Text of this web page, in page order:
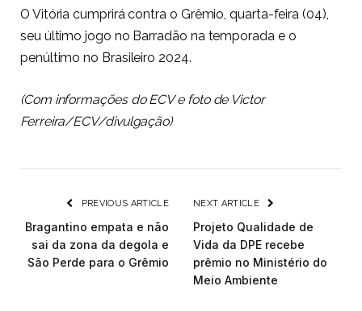
O Vitória cumprirá contra o Grêmio, quarta-feira (04),
seu último jogo no Barradão na temporada e o
penúltimo no Brasileiro 2024.
(Com informações do ECV e foto de Victor
Ferreira/ECV/divulgação)
PREVIOUS ARTICLE
Bragantino empata e não
sai da zona da degola e
São Perde para o Grêmio
NEXT ARTICLE
Projeto Qualidade de
Vida da DPE recebe
prêmio no Ministério do
Meio Ambiente